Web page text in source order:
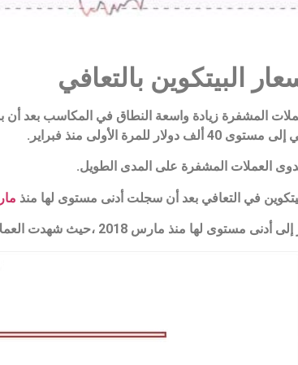
البيتكوين بالتعافي
المشفرة زيادة واسعة النطاق في المكاسب بعد
للمرة الأولى منذ فبراير.
العملات المشفرة على المدى الطويل.
في التعافي بعد أن سجلت أدنى مستوى لها منذ
2018 ،حيث شهدت العملات المشفرة عمومًا انخفاض أسعارها بنسبة 25٪. مائة واربعون الفا